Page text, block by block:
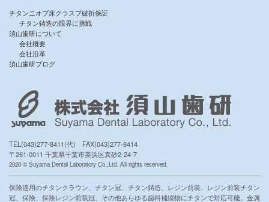
チタンニオブ床クラスプ破折保証
チタン鋳造の限界に挑戦
須山歯研について
会社概要
会社沿革
須山歯研ブログ
TEL(043)277-8411(代) FAX(043)277-8414
〒261-0011 千葉県千葉市美浜区真砂2-24-7
2020 © Suyama Dental Laboratory Co.,Ltd. All rights reserved.
保険適用のチタンクラウン、チタン冠、チタン鋳造、レジン前装、レジン前装チタン
冠、保険、保険レジン前装冠、その他あらゆる歯科補綴物にチタンで対応可能。金属